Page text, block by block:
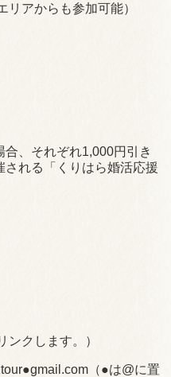
アからも参加可能）
、それぞれ1,000円引き
れる「くりはら婚活応援
ンクします。）
（●は@に置